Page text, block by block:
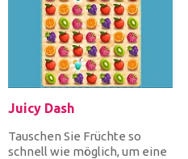
Juicy Dash
Tauschen Sie Früchte so
schnell wie möglich, um eine